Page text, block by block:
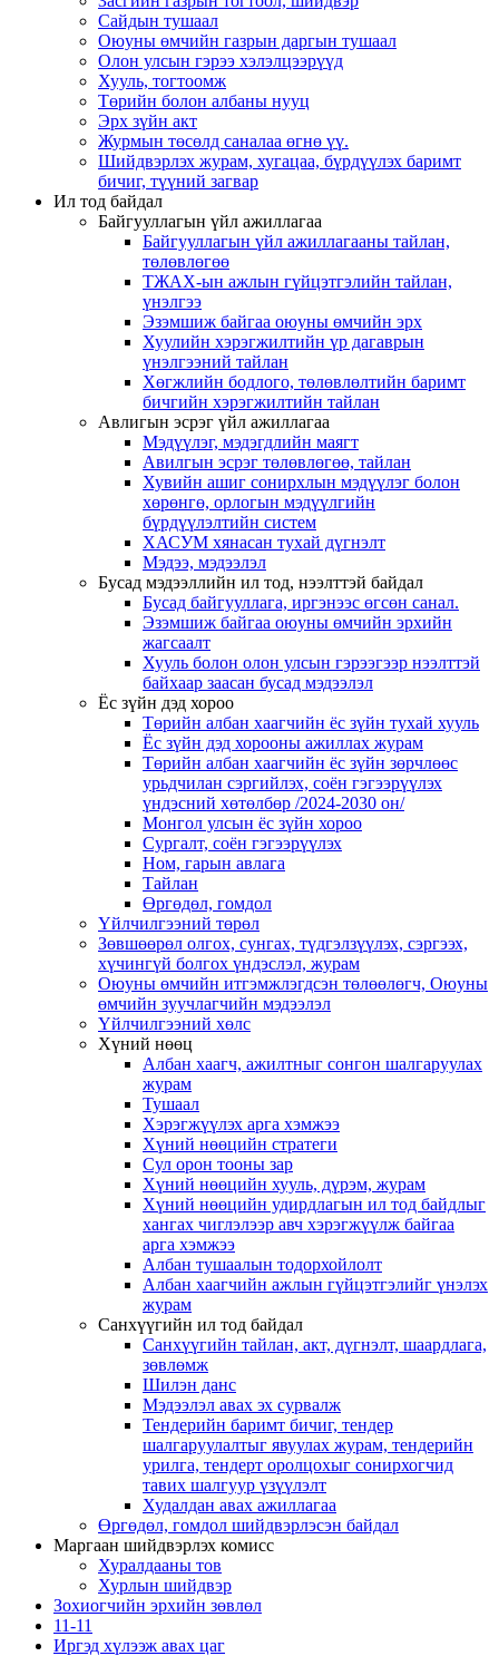
Сайдын тушаал
Оюуны өмчийн газрын даргын тушаал
Олон улсын гэрээ хэлэлцээрүүд
Хууль, тогтоомж
Төрийн болон албаны нууц
Эрх зүйн акт
Журмын төсөлд саналаа өгнө үү.
Шийдвэрлэх журам, хугацаа, бүрдүүлэх баримт
бичиг, түүний загвар
Ил тод байдал
Байгууллагын үйл ажиллагаа
Байгууллагын үйл ажиллагааны тайлан,
төлөвлөгөө
ТЖАХ-ын ажлын гүйцэтгэлийн тайлан,
үнэлгээ
Эзэмшиж байгаа оюуны өмчийн эрх
Хуулийн хэрэгжилтийн үр дагаврын
үнэлгээний тайлан
Хөгжлийн бодлого, төлөвлөлтийн баримт
бичгийн хэрэгжилтийн тайлан
Авлигын эсрэг үйл ажиллагаа
Мэдүүлэг, мэдэгдлийн маягт
Авилгын эсрэг төлөвлөгөө, тайлан
Хувийн ашиг сонирхлын мэдүүлэг болон
хөрөнгө, орлогын мэдүүлгийн
бүрдүүлэлтийн систем
ХАСУМ хянасан тухай дүгнэлт
Мэдээ, мэдээлэл
Бусад мэдээллийн ил тод, нээлттэй байдал
Бусад байгууллага, иргэнээс өгсөн санал.
Эзэмшиж байгаа оюуны өмчийн эрхийн
жагсаалт
Хууль болон олон улсын гэрээгээр нээлттэй
байхаар заасан бусад мэдээлэл
Ёс зүйн дэд хороо
Төрийн албан хаагчийн ёс зүйн тухай хууль
Ёс зүйн дэд хорооны ажиллах журам
Төрийн албан хаагчийн ёс зүйн зөрчлөөс
урьдчилан сэргийлэх, соён гэгээрүүлэх
үндэсний хөтөлбөр /2024-2030 он/
Монгол улсын ёс зүйн хороо
Cургалт, cоён гэгээрүүлэх
Ном, гарын авлага
Тайлан
Өргөдөл, гомдол
Үйлчилгээний төрөл
Зөвшөөрөл олгох, сунгах, түдгэлзүүлэх, сэргээх,
хүчингүй болгох үндэслэл, журам
Оюуны өмчийн итгэмжлэгдсэн төлөөлөгч, Оюуны
өмчийн зуучлагчийн мэдээлэл
Үйлчилгээний хөлс
Хүний нөөц
Албан хаагч, ажилтныг сонгон шалгаруулах
журам
Тушаал
Хэрэгжүүлэх арга хэмжээ
Хүний нөөцийн стратеги
Сул орон тооны зар
Хүний нөөцийн хууль, дүрэм, журам
Хүний нөөцийн удирдлагын ил тод байдлыг
хангах чиглэлээр авч хэрэгжүүлж байгаа
арга хэмжээ
Албан тушаалын тодорхойлолт
Албан хаагчийн ажлын гүйцэтгэлийг үнэлэх
журам
Санхүүгийн ил тод байдал
Санхүүгийн тайлан, акт, дүгнэлт, шаардлага,
зөвлөмж
Шилэн данс
Мэдээлэл авах эх сурвалж
Тендерийн баримт бичиг, тендер
шалгаруулалтыг явуулах журам, тендерийн
урилга, тендерт оролцохыг сонирхогчид
тавих шалгуур үзүүлэлт
Худалдан авах ажиллагаа
Өргөдөл, гомдол шийдвэрлэсэн байдал
Маргаан шийдвэрлэх комисс
Хуралдааны тов
Хурлын шийдвэр
Зохиогчийн эрхийн зөвлөл
11-11
Иргэд хүлээж авах цаг